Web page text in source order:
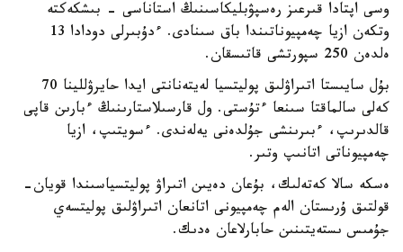
وسى اپتادا قىرعىز رەسپۋبليكاسىنىڭ استاناسى - بىشكەكتە
وتكەن ازيا چەمپيوناتىندا باق سىنادى. ءدۇبىرلى دودادا 13
ەلدەن 250 سپورتشى قاتىسقان.
بۇل سايىستا اتىراۋلىق پوليتسيا لەيتەنانتى ايدا حايرۋللينا 70
كەلى سالماقتا سىنعا ءتۇستى. ول قارسىلاستارىنىڭ ءبارىن قاپى
قالدىرىپ، ءبىرىنشى جۇلدەنى يەلەندى. ءسويتىپ، ازيا
چەمپيوناتى اتانىپ وتىر.
ەسكە سالا كەتەلىك، بۇعان دەيىن اتىراۋ پوليتسياسىندا قويان-
قولتىق ۇرىستان الەم چەمپيونى اتانعان اتىراۋلىق پوليتسەي
جۇمىس ىستەيتىنىن حابارلاعان ەدىك.